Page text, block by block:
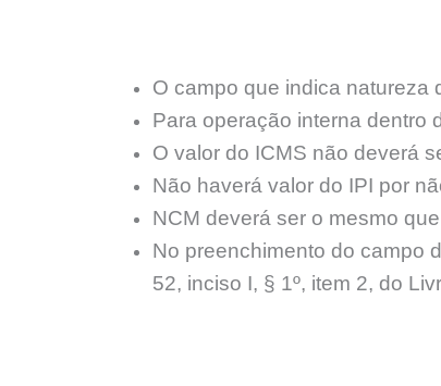
O campo que indica natureza
Para operação interna dentro
O valor do ICMS não deverá
Não haverá valor do IPI por
NCM deverá ser o mesmo
No preenchimento do campo
52, inciso I, § 1º, item 2, do